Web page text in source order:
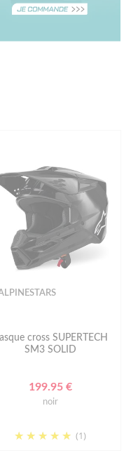
cross SUPERTECH
SM3 SOLID
199.95 €
noir
(1)